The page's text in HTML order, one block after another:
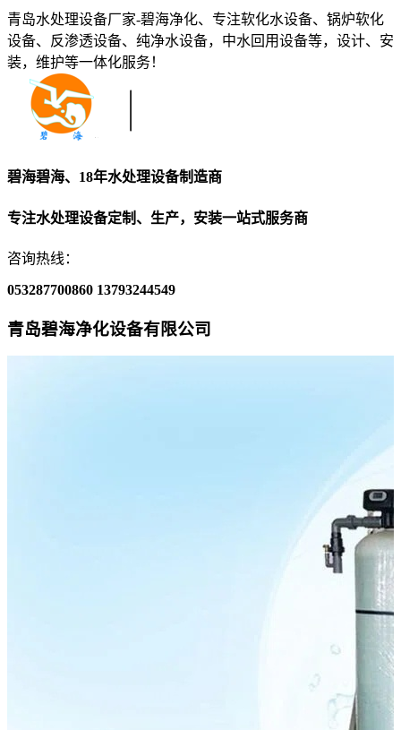
青岛水处理设备厂家-碧海净化、专注软化水设备、锅炉软化
设备、反渗透设备、纯净水设备，中水回用设备等，设计、安
装，维护等一体化服务！
碧海碧海、18年水处理设备制造商
专注水处理设备定制、生产，安装一站式服务商
咨询热线：
053287700860 13793244549
青岛碧海净化设备有限公司